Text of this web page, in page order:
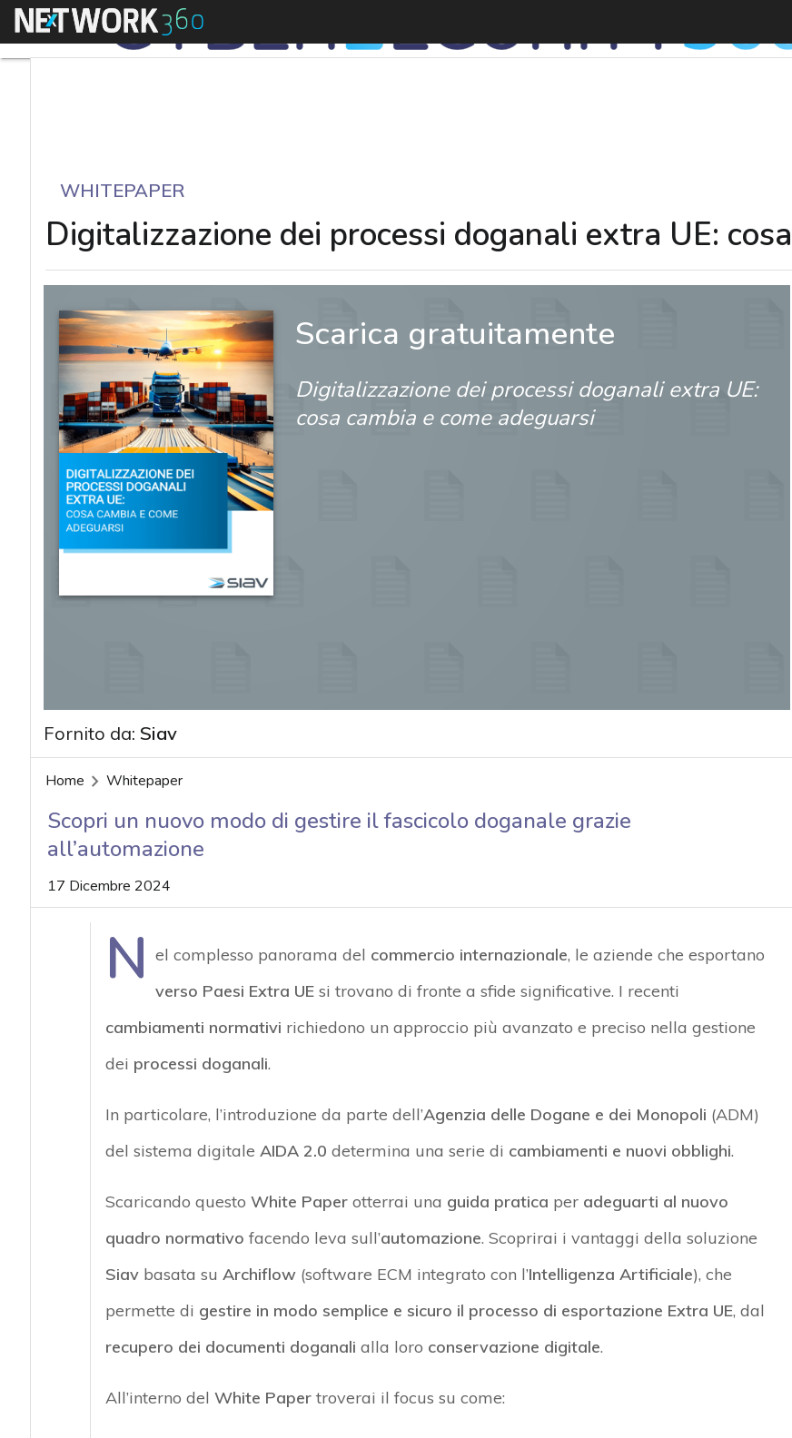
Menu
WHITEPAPER
Digitalizzazione dei processi doganali extra UE:
Scarica gratuitamente
Digitalizzazione dei processi doganali extra UE:
cosa cambia e come adeguarsi
Fornito da: Siav
Home Whitepaper
Scopri un nuovo modo di gestire il fascicolo doganale grazie
all’automazione
17 Dicembre 2024
N el complesso panorama del commercio internazionale, le aziende che esportano
verso Paesi Extra UEsi trovano di fronte a sfide significative. I recenti
cambiamenti normativi richiedono un approccio più avanzato e preciso nella gestione
dei processi doganali.
In particolare, l’introduzione da parte dell’Agenzia delle Dogane e dei Monopoli (ADM)
del sistema digitale AIDA 2.0 determina una serie di cambiamenti e nuovi obblighi.
Scaricando questo White Paperotterrai una guida pratica per adeguarti al nuovo
quadro normativo facendo leva sull’automazione. Scoprirai i vantaggi della soluzione
Siav basata su Archiflow (software ECM integrato con l’Intelligenza Artificiale), che
permette di gestire in modo semplice e sicuro il processo di esportazione Extra UE, dal
recupero dei documenti doganali alla loro conservazione digitale.
All’interno del White Paper troverai il focus su come: